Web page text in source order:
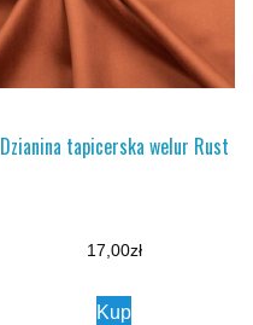
Dzianina tapicerska welur Rust
17,00zł
Kup